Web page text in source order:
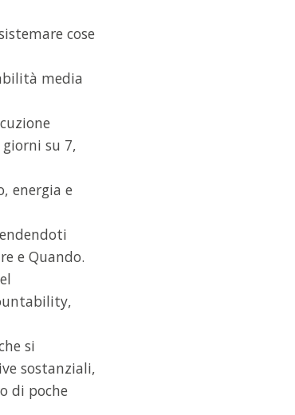
cose
media
su 7,
energia e
e Quando.
si
sostanziali,
di poche